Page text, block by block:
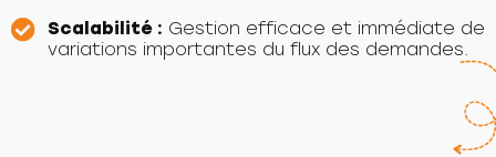
Scalabilité : Gestion efficace et immédiate de
variations importantes du flux des demandes.